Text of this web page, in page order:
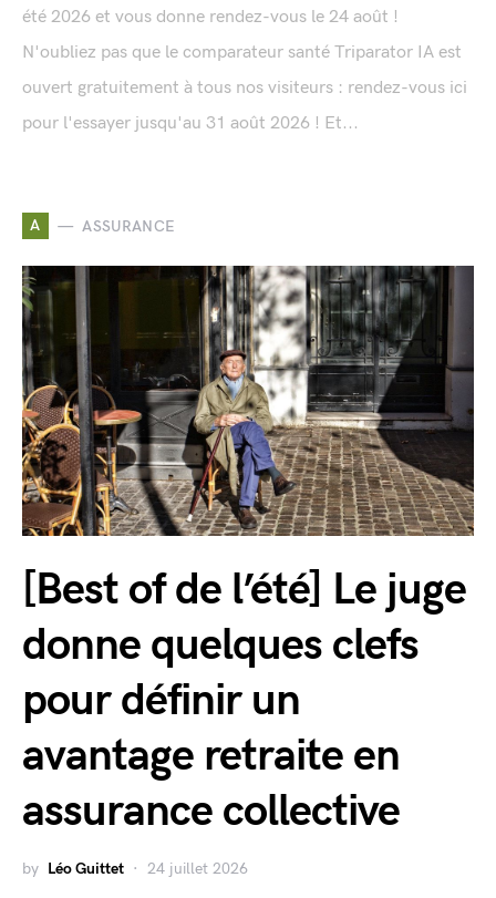
été 2026 et vous donne rendez-vous le 24 août !
N'oubliez pas que le comparateur santé Triparator IA est
ouvert gratuitement à tous nos visiteurs : rendez-vous ici
pour l'essayer jusqu'au 31 août 2026 ! Et...
A ASSURANCE
[Best of de l’été] Le juge
donne quelques clefs
pour définir un
avantage retraite en
assurance collective
by Léo Guittet 24 juillet 2026